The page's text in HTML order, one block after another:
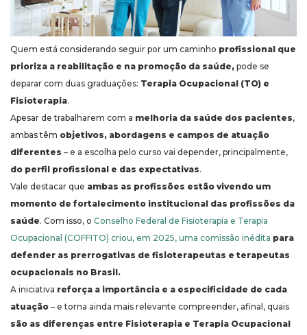
Quem está considerando seguir por um caminho profissional que
prioriza a reabilitação e na promoção da saúde, pode se
deparar com duas graduações: Terapia Ocupacional (TO) e
Fisioterapia.
Apesar de trabalharem com a melhoria da saúde dos pacientes,
ambas têm objetivos, abordagens e campos de atuação
diferentes – e a escolha pelo curso vai depender, principalmente,
do perfil profissional e das expectativas.
Vale destacar que ambas as profissões estão vivendo um
momento de fortalecimento institucional das profissões da
saúde. Com isso, o Conselho Federal de Fisioterapia e Terapia
Ocupacional (COFFITO) criou, em 2025, uma comissão inédita para
defender as prerrogativas de fisioterapeutas e terapeutas
ocupacionais no Brasil.
A iniciativa reforça a importância e a especificidade de cada
atuação – e torna ainda mais relevante compreender, afinal, quais
são as diferenças entre Fisioterapia e Terapia Ocupacional